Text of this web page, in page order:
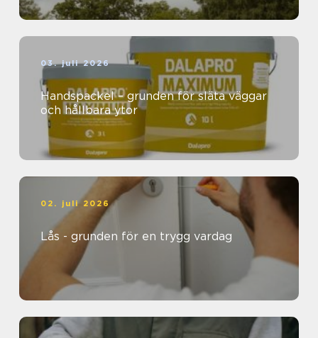
03. juli 2026
Handspackel – grunden för släta väggar
och hållbara ytor
02. juli 2026
Lås - grunden för en trygg vardag